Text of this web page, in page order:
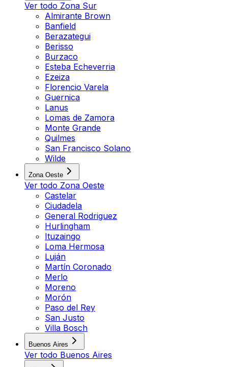
Ver todo Zona Sur
Almirante Brown
Banfield
Berazategui
Berisso
Burzaco
Esteba Echeverria
Ezeiza
Florencio Varela
Guernica
Lanus
Lomas de Zamora
Monte Grande
Quilmes
San Francisco Solano
Wilde
Zona Oeste
Ver todo Zona Oeste
Castelar
Ciudadela
General Rodriguez
Hurlingham
Ituzaingo
Loma Hermosa
Luján
Martín Coronado
Merlo
Moreno
Morón
Paso del Rey
San Justo
Villa Bosch
Buenos Aires
Ver todo Buenos Aires